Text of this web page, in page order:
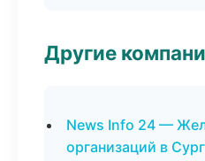
Другие
News Info 24 —
организаций в